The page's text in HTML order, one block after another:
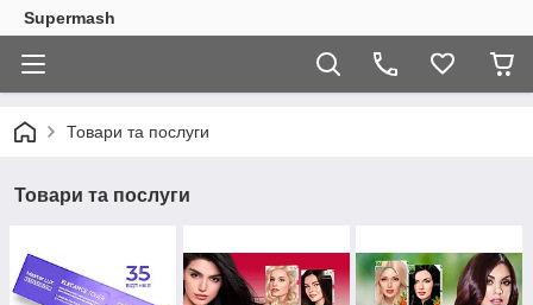
Supermash
Товари та послуги
Товари та послуги